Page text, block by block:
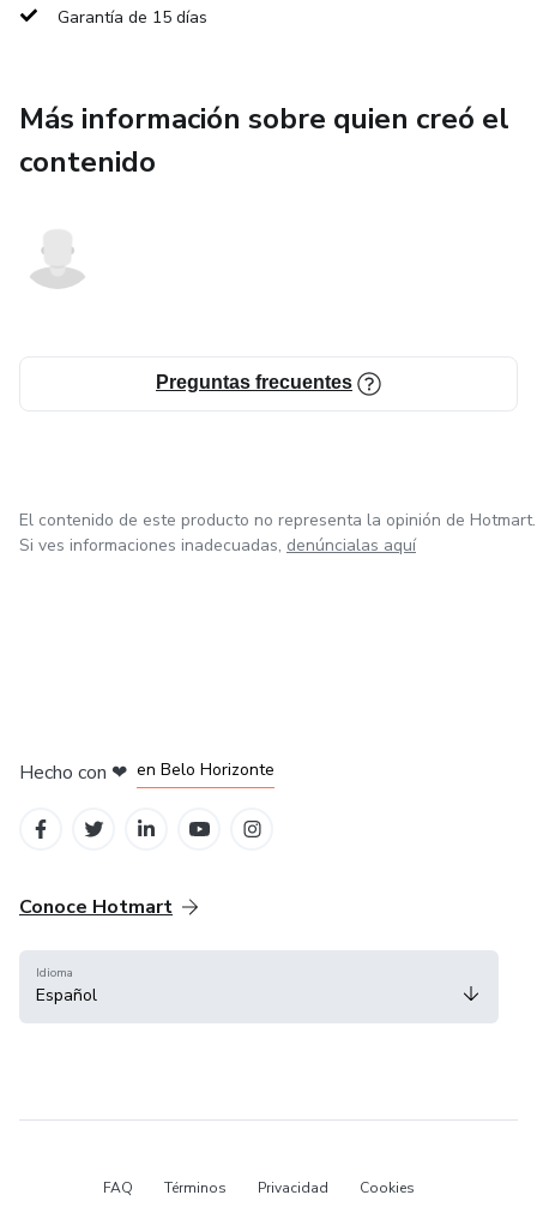
Garantía de 15 días
Más información sobre quien creó el
contenido
Preguntas frecuentes
El contenido de este producto no representa la opinión de Hotmart.
Si ves informaciones inadecuadas, denúncialas aquí
Hecho con ❤ en Belo Horizonte
Conoce Hotmart
Idioma
Español
FAQ Términos Privacidad Cookies